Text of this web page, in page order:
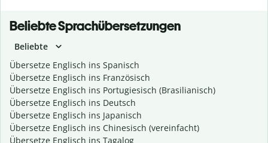
Beliebte Sprachübersetzungen
Beliebte
Übersetze Englisch ins Spanisch
Übersetze Englisch ins Französisch
Übersetze Englisch ins Portugiesisch (Brasilianisch)
Übersetze Englisch ins Deutsch
Übersetze Englisch ins Japanisch
Übersetze Englisch ins Chinesisch (vereinfacht)
Übersetze Englisch ins Tagalog